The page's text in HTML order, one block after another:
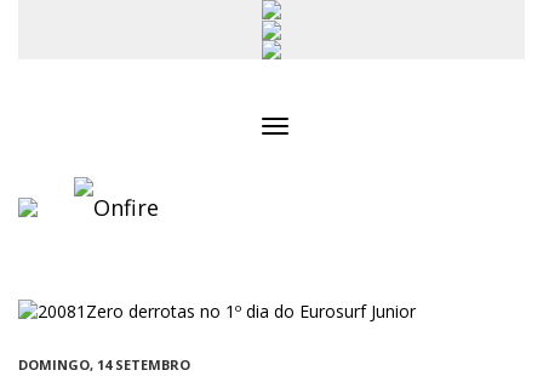
DOMINGO, 14 SETEMBRO